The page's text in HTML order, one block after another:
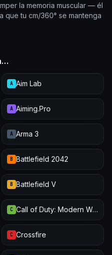
la memoria muscular — él
que tu cm/360° se mantenga
A Aim Lab
A Aiming.Pro
A Arma 3
B Battlefield 2042
B Battlefield V
C Call of Duty: Modern Warfare III
C Crossfire